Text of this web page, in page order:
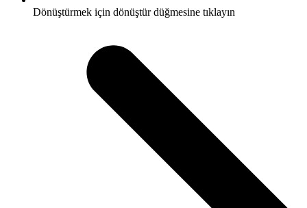
Dönüştürmek için dönüştür düğmesine tıklayın